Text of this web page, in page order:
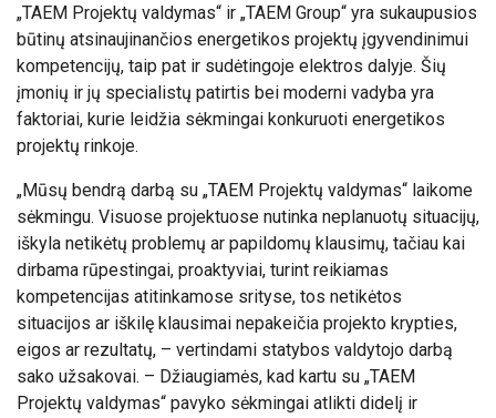
„TAEM Projektų valdymas“ ir „TAEM Group“ yra sukaupusios
būtinų atsinaujinančios energetikos projektų įgyvendinimui
kompetencijų, taip pat ir sudėtingoje elektros dalyje. Šių
įmonių ir jų specialistų patirtis bei moderni vadyba yra
faktoriai, kurie leidžia sėkmingai konkuruoti energetikos
projektų rinkoje.
„Mūsų bendrą darbą su „TAEM Projektų valdymas“ laikome
sėkmingu. Visuose projektuose nutinka neplanuotų situacijų,
iškyla netikėtų problemų ar papildomų klausimų, tačiau kai
dirbama rūpestingai, proaktyviai, turint reikiamas
kompetencijas atitinkamose srityse, tos netikėtos
situacijos ar iškilę klausimai nepakeičia projekto krypties,
eigos ar rezultatų, – vertindami statybos valdytojo darbą
sako užsakovai. – Džiaugiamės, kad kartu su „TAEM
Projektų valdymas“ pavyko sėkmingai atlikti didelį ir